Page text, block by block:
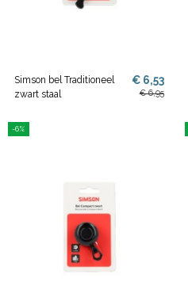
Simson bel Traditioneel
zwart staal
€ 6,53
€ 6,95
-6%